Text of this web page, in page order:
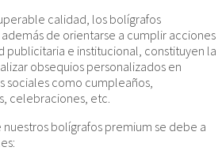
calidad, los bolígrafos
de orientarse a cumplir acciones
publicitaria e institucional, constituyen la
obsequios personalizados en
sociales como cumpleaños,
celebraciones, etc.
bolígrafos premium se debe a